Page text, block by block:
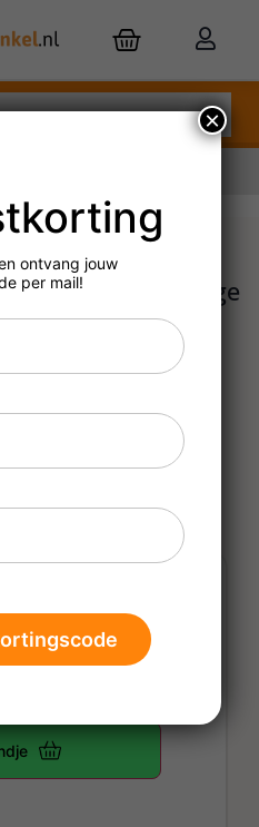
Null Cuvée Rouge
ontvang jouw
per mail!
×